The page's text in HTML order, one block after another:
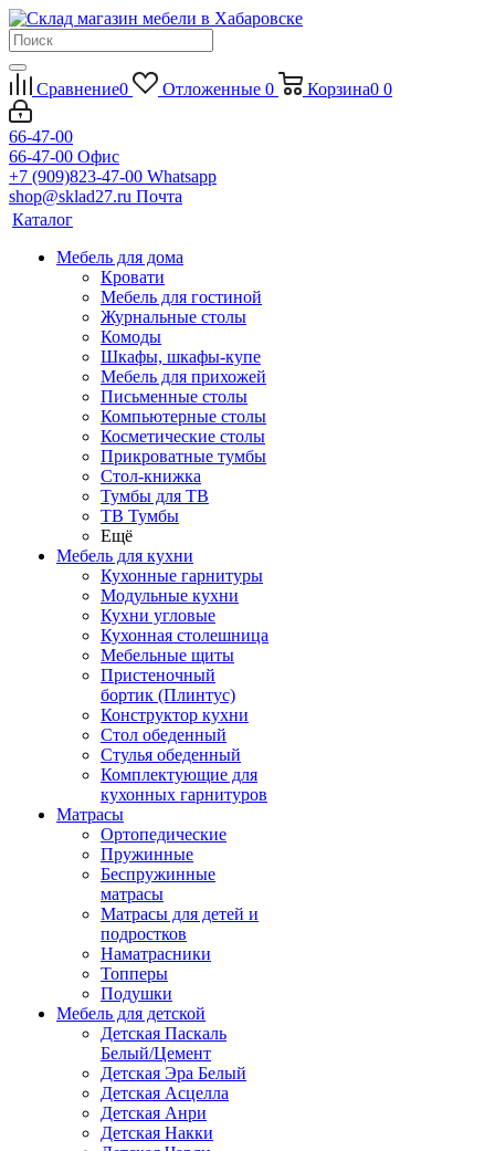
Сравнение0 Отложенные 0 Корзина0 0
66-47-00
66-47-00 Офис
+7 (909)823-47-00 Whatsapp
shop@sklad27.ru Почта
Каталог
Мебель для дома
Кровати
Мебель для гостиной
Журнальные столы
Комоды
Шкафы, шкафы-купе
Мебель для прихожей
Письменные столы
Компьютерные столы
Косметические столы
Прикроватные тумбы
Стол-книжка
Тумбы для ТВ
ТВ Тумбы
Ещё
Мебель для кухни
Кухонные гарнитуры
Модульные кухни
Кухни угловые
Кухонная столешница
Мебельные щиты
Пристеночный
бортик (Плинтус)
Конструктор кухни
Стол обеденный
Стулья обеденный
Комплектующие для
кухонных гарнитуров
Матраcы
Ортопедические
Пружинные
Беспружинные
матрасы
Матрасы для детей и
подростков
Наматрасники
Топперы
Подушки
Мебель для детской
Детская Паскаль
Белый/Цемент
Детская Эра Белый
Детская Асцелла
Детская Анри
Детская Накки